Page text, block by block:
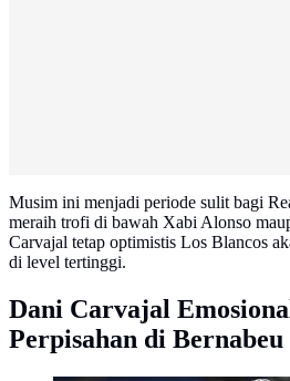
Musim ini menjadi periode sulit bagi
meraih trofi di bawah Xabi Alonso
Carvajal tetap optimistis Los Blancos
di level tertinggi.
Dani Carvajal
Perpisahan di Bernabeu